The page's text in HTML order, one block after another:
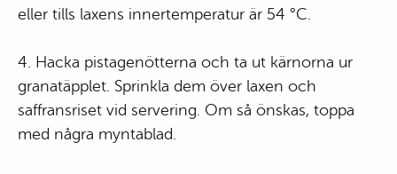
eller tills laxens innertemperatur är 54 °C.
4. Hacka pistagenötterna och ta ut kärnorna ur
granatäpplet. Sprinkla dem över laxen och
saffransriset vid servering. Om så önskas, toppa
med några myntablad.